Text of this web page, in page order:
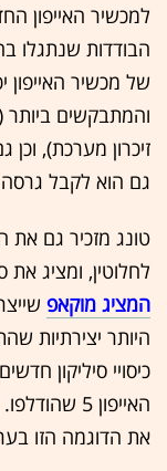
למכשיר האייפון
הבודדות שנתגלו
של מכשיר האייפון
והמתבקשים ביותר
זיכרון מערכת),
גם הוא לקבל
לחלוטין, ומציג את
המציג מוקאפ
היותר יצירתיות
כיסויי סיליקון
האייפון 5
את הדוגמה הזו